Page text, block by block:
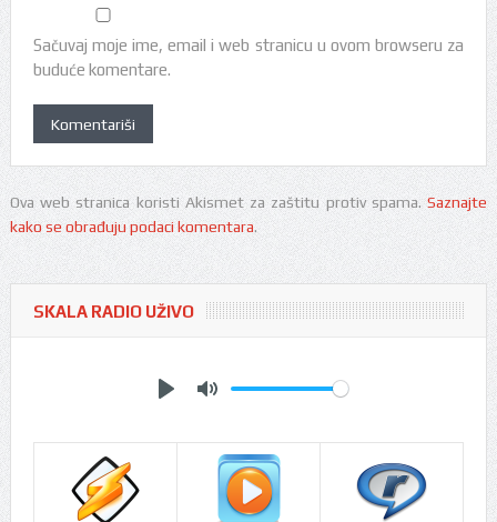
Sačuvaj moje ime, email i web stranicu u ovom browseru za
buduće komentare.
Ova web stranica koristi Akismet za zaštitu protiv spama.Saznajte
kako se obrađuju podaci komentara.
SKALA RADIO UŽIVO